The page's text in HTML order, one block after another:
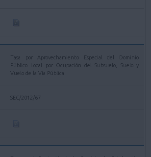
Tasa por Aprovechamiento Especial del Dominio
Público Local por Ocupación del Subsuelo, Suelo y
Vuelo de la Vía Pública
SEC/2012/67